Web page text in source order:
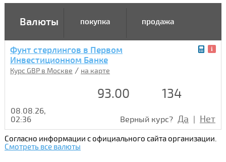
Валюты покупка продажа
Фунт стерлингов в Первом
Инвестиционном Банке
Курс GBP в Москве / на карте
93.00 134
08.08.26,
02:36
Верный курс? Да | Нет
Согласно информации с официального сайта организации.
Смотреть все валюты